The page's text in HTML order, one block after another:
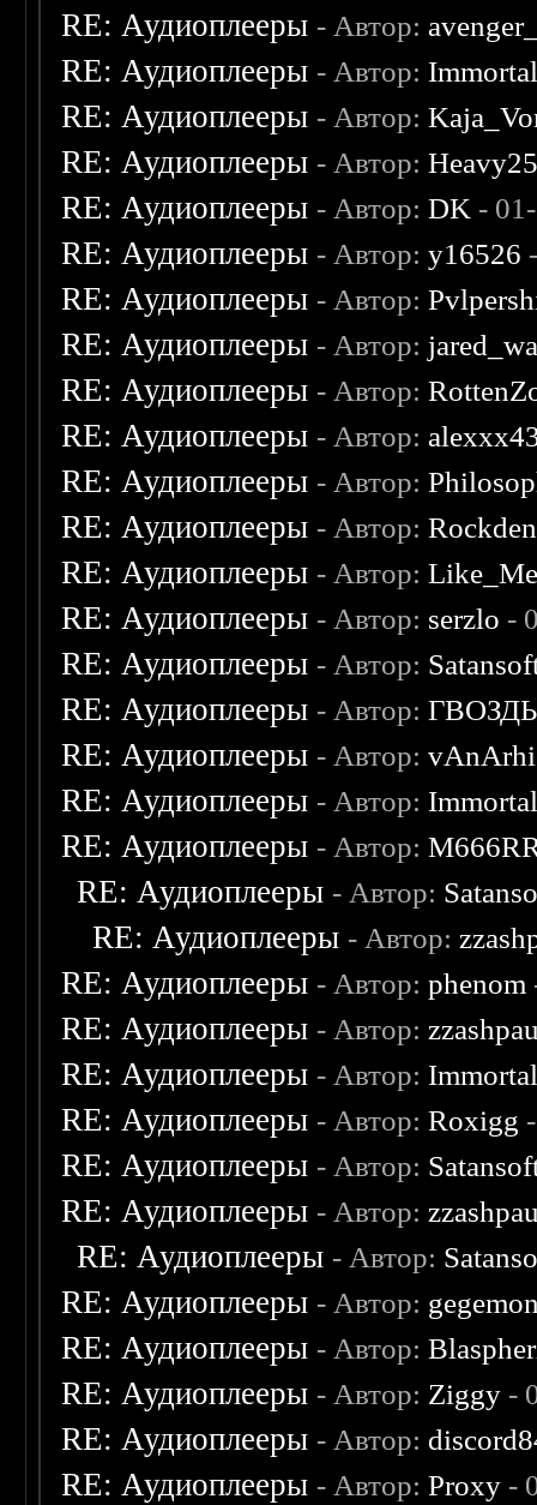
RE: Аудиоплееры - Автор:
RE: Аудиоплееры - Автор:
RE: Аудиоплееры - Автор:
RE: Аудиоплееры - Автор:
RE: Аудиоплееры - Автор:DK -
RE: Аудиоплееры - Автор:y16526
RE: Аудиоплееры - Автор:
RE: Аудиоплееры - Автор:
RE: Аудиоплееры - Автор:
RE: Аудиоплееры - Автор:
RE: Аудиоплееры - Автор:
RE: Аудиоплееры - Автор:Rockden
RE: Аудиоплееры - Автор:
RE: Аудиоплееры - Автор: serzlo -
RE: Аудиоплееры - Автор:
RE: Аудиоплееры - Автор:ГВОЗДЬ
RE: Аудиоплееры - Автор:
RE: Аудиоплееры - Автор:
RE: Аудиоплееры - Автор:
RE: Аудиоплееры - Автор:
RE: Аудиоплееры - Автор:
RE: Аудиоплееры - Автор:phenom
RE: Аудиоплееры - Автор:
RE: Аудиоплееры - Автор:
RE: Аудиоплееры - Автор:Roxigg
RE: Аудиоплееры - Автор:
RE: Аудиоплееры - Автор:
RE: Аудиоплееры - Автор:
RE: Аудиоплееры - Автор:
RE: Аудиоплееры - Автор:
RE: Аудиоплееры - Автор: Ziggy -
RE: Аудиоплееры - Автор:
RE: Аудиоплееры - Автор:Proxy -